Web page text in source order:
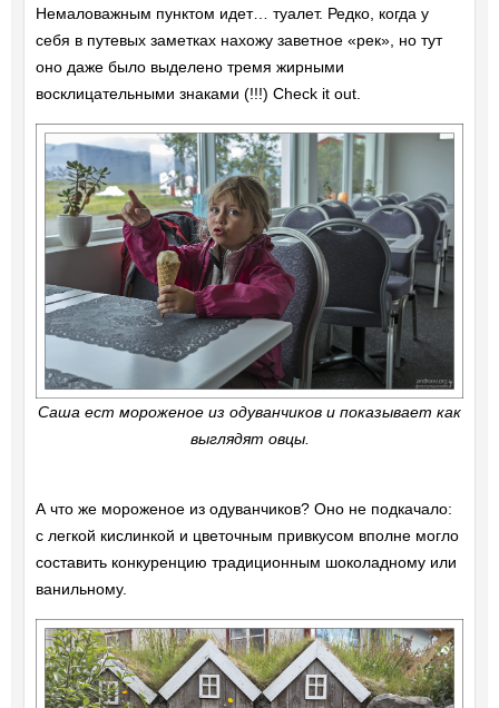
Немаловажным пунктом идет… туалет. Редко, когда у
себя в путевых заметках нахожу заветное «рек», но тут
оно даже было выделено тремя жирными
восклицательными знаками (!!!) Check it out.
Саша ест мороженое из одуванчиков и показывает как
выглядят овцы.
А что же мороженое из одуванчиков? Оно не подкачало:
с легкой кислинкой и цветочным привкусом вполне могло
составить конкуренцию традиционным шоколадному или
ванильному.